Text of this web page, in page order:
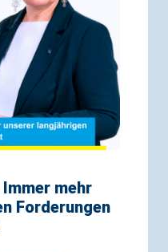
mehr
Forderungen